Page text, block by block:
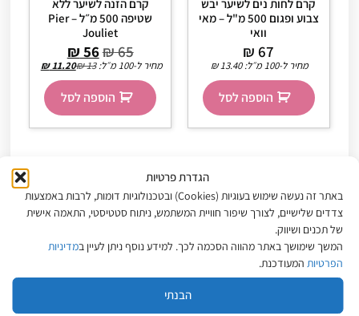
הגדרת פרטיות
באתר זה נעשה שימוש בעוגיות (Cookies) ובטכנולוגיות דומות, לרבות באמצעות
צדדים שלישיים, לצורך שיפור חוויית המשתמש, ניתוח סטטיסטי, התאמה אישית
של תכנים ושיווק.
המשך שימושך באתר מהווה הסכמה לכך. למידע נוסף ניתן לעיין במדיניות
הפרטיותהמעודכנת.
הבנתי
קרם לחות נים לשיער יבש
צבוע ופגום 500 מ"ל – מאי
וואי
₪67
מחיר ל-100 מ״ל: ₪13.40
הוספה לסל
קרם הזנה לשיער ללא
שטיפה 500 מ״ל – Pier
Jouliet
₪65
₪56
מחיר ל-100 מ״ל: ₪13
₪11.20
הוספה לסל